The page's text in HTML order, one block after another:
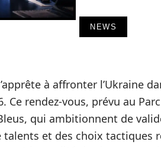
NEWS
à affronter l’Ukraine
rendez-vous, prévu au
qui ambitionnent de
et des choix tactiques